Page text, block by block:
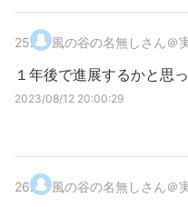
25. 風の谷の名無しさん＠
１年後で進展するかと思
2023/08/12 20:00:29
26. 風の谷の名無しさん＠